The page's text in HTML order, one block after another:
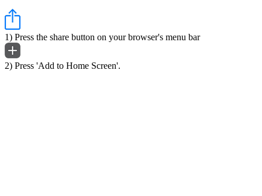
1) Press the share button on your browser's menu bar
2) Press 'Add to Home Screen'.